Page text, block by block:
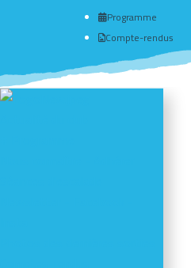
Programme
Compte-rendus